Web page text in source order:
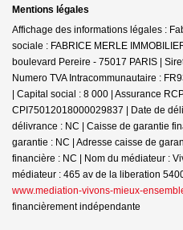
Mentions légales
Affichage des informations légales :
sociale : FABRICE MERLE
boulevard Pereire - 75017 PARIS |
Numero TVA Intracommunautaire :
| Capital social : 8 000 | Assurance
CPI75012018000029837 | Date de
délivrance : NC | Caisse de garantie
garantie : NC | Adresse caisse de
financière : NC | Nom du médiateur :
médiateur : 465 av de la liberation
www.mediation-vivons-mieux-
financièrement indépendante